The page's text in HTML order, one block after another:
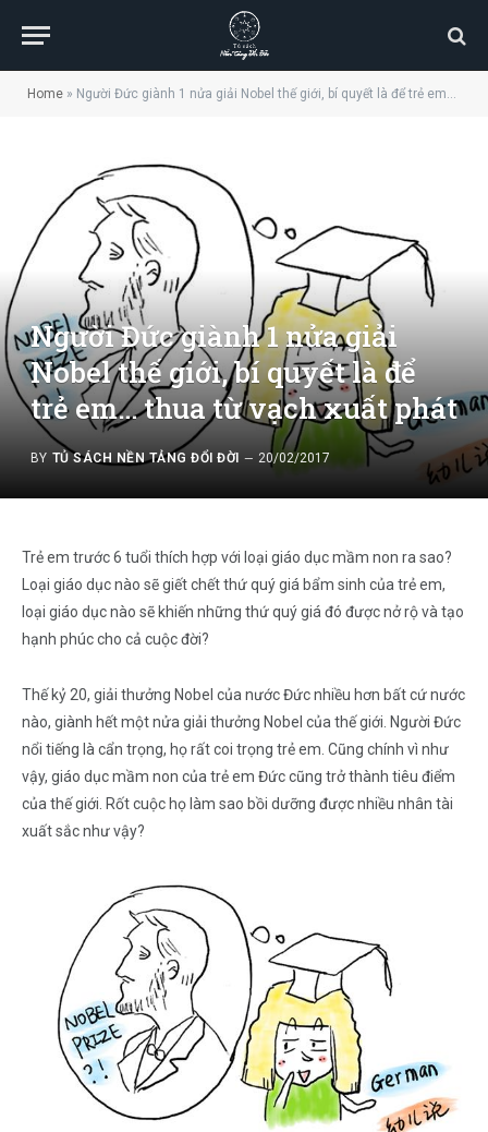
Home » Người Đức giành 1 nửa giải Nobel thế giới, bí quyết là để trẻ em… thua từ vạch xuất phát
Người Đức giành 1 nửa giải
Nobel thế giới, bí quyết là để
trẻ em… thua từ vạch xuất phát
BY TỦ SÁCH NỀN TẢNG ĐỔI ĐỜI 20/02/2017
Trẻ em trước 6 tuổi thích hợp với loại giáo dục mầm non ra sao?
Loại giáo dục nào sẽ giết chết thứ quý giá bẩm sinh của trẻ em,
loại giáo dục nào sẽ khiến những thứ quý giá đó được nở rộ và tạo
hạnh phúc cho cả cuộc đời?
Thế kỷ 20, giải thưởng Nobel của nước Đức nhiều hơn bất cứ nước
nào, giành hết một nửa giải thưởng Nobel của thế giới. Người Đức
nổi tiếng là cẩn trọng, họ rất coi trọng trẻ em. Cũng chính vì như
vậy, giáo dục mầm non của trẻ em Đức cũng trở thành tiêu điểm
của thế giới. Rốt cuộc họ làm sao bồi dưỡng được nhiều nhân tài
xuất sắc như vậy?